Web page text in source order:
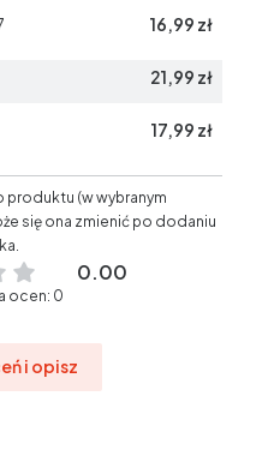
16,99 zł
21,99 zł
17,99 zł
(w wybranym
się ona zmienić po dodaniu
0.00
ocen: 0
i opisz